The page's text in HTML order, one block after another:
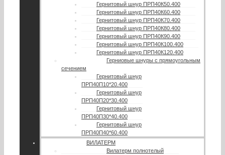
Гернитовый шнур ПРП40К50.400
Гернитовый шнур ПРП40К60.400
Гернитовый шнур ПРП40К70.400
Гернитовый шнур ПРП40К80.400
Гернитовый шнур ПРП40К90.400
Гернитовый шнур ПРП40К100.400
Гернитовый шнур ПРП40К120.400
Герниовые шнуры с прямоугольным
сечением
Гернитовый шнур
ПРП40П10*20.400
Гернитовый шнур
ПРП40П20*30.400
Гернитовый шнур
ПРП40П30*40.400
Гернитовый шнур
ПРП40П40*60.400
ВИЛАТЕРМ
Вилатерм полнотелый